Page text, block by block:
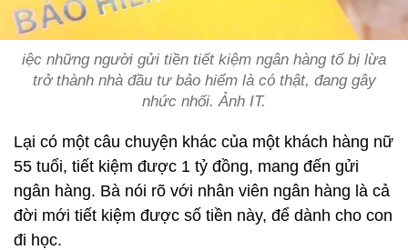
iệc những người gửi tiền tiết kiệm ngân hàng tố bị lừa
trở thành nhà đầu tư bảo hiểm là có thật, đang gây
nhức nhối. Ảnh IT.
Lại có một câu chuyện khác của một khách hàng nữ
55 tuổi, tiết kiệm được 1 tỷ đồng, mang đến gửi
ngân hàng. Bà nói rõ với nhân viên ngân hàng là cả
đời mới tiết kiệm được số tiền này, để dành cho con
đi học.